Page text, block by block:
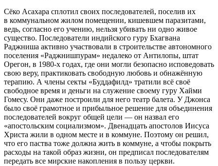
Сёко Асахара сплотил своих последователей, поселив их
в коммунальном жилом помещении, кишевшем паразитами,
ведь, согласно его учению, нельзя убивать ни одно живое
существо. Последователи индийского гуру Бхагвана
Раджниша активно участвовали в строительстве автономного
поселения «Раджнишпурам» недалеко от Антилопы, штат
Орегон, в 1980-х годах, где они могли безопасно исповедовать
свою веру, практиковать свободную любовь и обнажённую
терапию. А члены секты «Буддафилд» тратили всё своё
свободное время и деньги на служение своему гуру Хайми
Гомесу. Они даже построили для него театр балета. У Джонса
было своё грамотное и прибыльное решение для объединения
последователей вокруг общей цели — он назвал его
«апостольским социализмом». Двенадцать апостолов Иисуса
Христа жили в одном месте и в коммуне. Поэтому он решил,
что его паства тоже должна жить в коммуне, а чтобы покрыть
расходы на такой образ жизни, он предписал последователям
передать все мирские накопления в пользу церкви.